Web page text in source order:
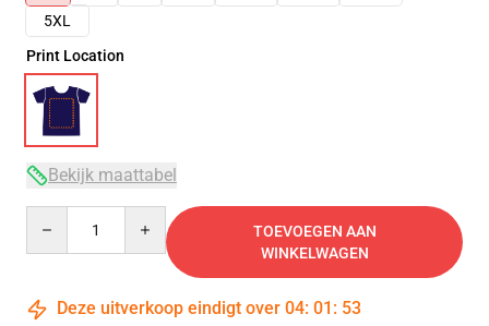
5XL
Print Location
Bekijk maattabel
TOEVOEGEN AAN
WINKELWAGEN
Deze uitverkoop eindigt over 04: 01 : 53